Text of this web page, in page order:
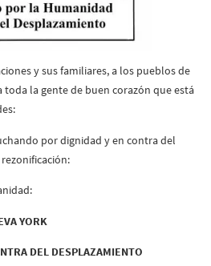
y sus familiares, a los pueblos de
toda la gente de buen corazón que está
por dignidad y en contra del
YORK
DEL DESPLAZAMIENTO